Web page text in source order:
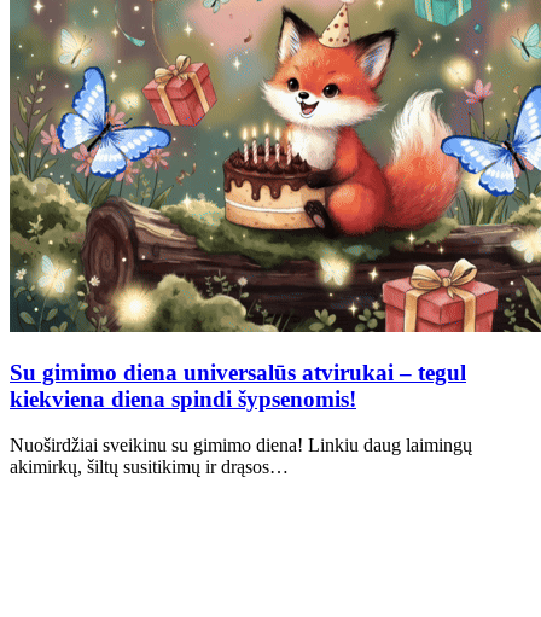
Su gimimo diena universalūs atvirukai – tegul
kiekviena diena spindi šypsenomis!
Nuoširdžiai sveikinu su gimimo diena! Linkiu daug laimingų
akimirkų, šiltų susitikimų ir drąsos…